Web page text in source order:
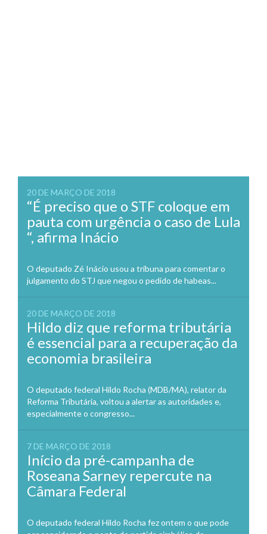
20 DE MARÇO DE 2018
“É preciso que o STF coloque em
pauta com urgência o caso de Lula
“, afirma Inácio
O deputado Zé Inácio usou a tribuna para comentar o
julgamento do STJ que negou o pedido de habeas...
20 DE MARÇO DE 2018
Hildo diz que reforma tributária
é essencial para a recuperação da
economia brasileira
O deputado federal Hildo Rocha (MDB/MA), relator da
Reforma Tributária, voltou a alertar as autoridades e,
especialmente o congresso...
7 DE MARÇO DE 2018
Início da pré-campanha de
Roseana Sarney repercute na
Câmara Federal
O deputado federal Hildo Rocha fez ontem o que pode